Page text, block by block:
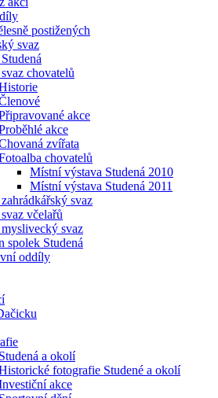
postižených
svaz
chovatelů
akce
akce
zvířata
chovatelů
Místní výstava Studená 2010
Místní výstava Studená 2011
svaz
včelařů
svaz
spolek Studená
oddíly
Studená a okolí
fotografie Studené a okolí
akce